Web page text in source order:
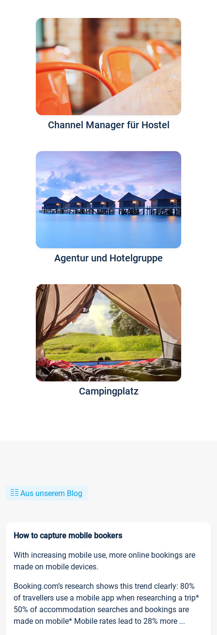
Channel Manager für Hostel
Agentur und Hotelgruppe
Campingplatz
Aus unserem Blog
How to capture mobile bookers
With increasing mobile use, more online bookings are
made on mobile devices.
Booking.com’s research shows this trend clearly: 80%
of travellers use a mobile app when researching a trip*
50% of accommodation searches and bookings are
made on mobile* Mobile rates lead to 28% more ...